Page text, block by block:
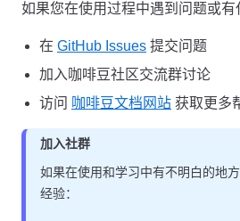
如果您在使用过程中遇到问题或有
在 GitHub Issues 提交问题
加入咖啡豆社区交流群讨论
访问 咖啡豆文档网站 获取更多
加入社群
如果在使用和学习中有不明白的地
经验：